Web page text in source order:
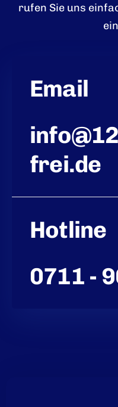
rufen Sie uns
Email
frei.de
Hotline
0711 -